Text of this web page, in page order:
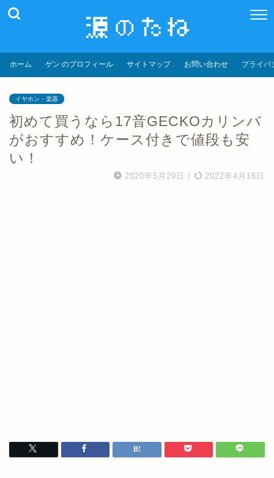
ホーム ゲン のプロフィール サイトマップ お問い合わせ プライバ
イヤホン・楽器
初めて買うなら17音GECKOカリンバ
がおすすめ！ケース付きで値段も安
い！
2020年5月29日 / 2022年4月16日